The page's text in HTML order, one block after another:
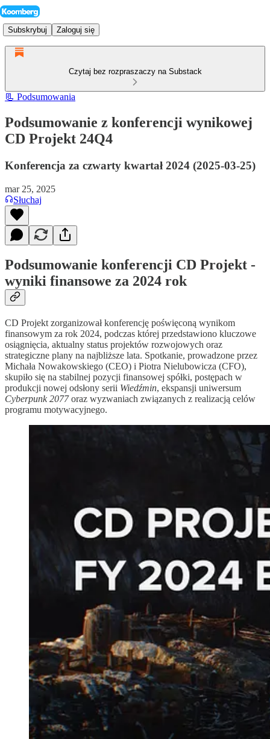
Subskrybuj Zaloguj się
Czytaj bez rozpraszaczy na Substack
📃 Podsumowania
Podsumowanie z konferencji wynikowej
CD Projekt 24Q4
Konferencja za czwarty kwartał 2024 (2025-03-25)
mar 25, 2025
Słuchaj
Podsumowanie konferencji CD Projekt -
wyniki finansowe za 2024 rok
CD Projekt zorganizował konferencję poświęconą wynikom
finansowym za rok 2024, podczas której przedstawiono kluczowe
osiągnięcia, aktualny status projektów rozwojowych oraz
strategiczne plany na najbliższe lata. Spotkanie, prowadzone przez
Michała Nowakowskiego (CEO) i Piotra Nielubowicza (CFO),
skupiło się na stabilnej pozycji finansowej spółki, postępach w
produkcji nowej odsłony serii Wiedźmin, ekspansji uniwersum
Cyberpunk 2077oraz wyzwaniach związanych z realizacją celów
programu motywacyjnego.